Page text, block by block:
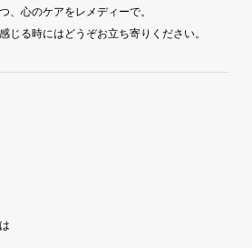
、心のケアをレメディーで。
じる時にはどうぞお立ち寄りください。